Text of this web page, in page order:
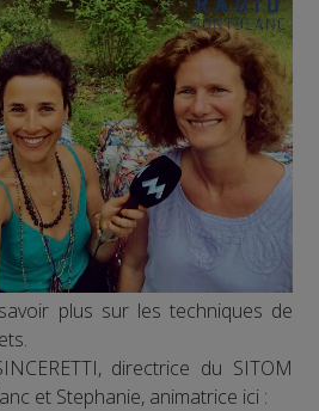
plus sur les techniques de
directrice du SITOM
et Stephanie, animatrice ici :